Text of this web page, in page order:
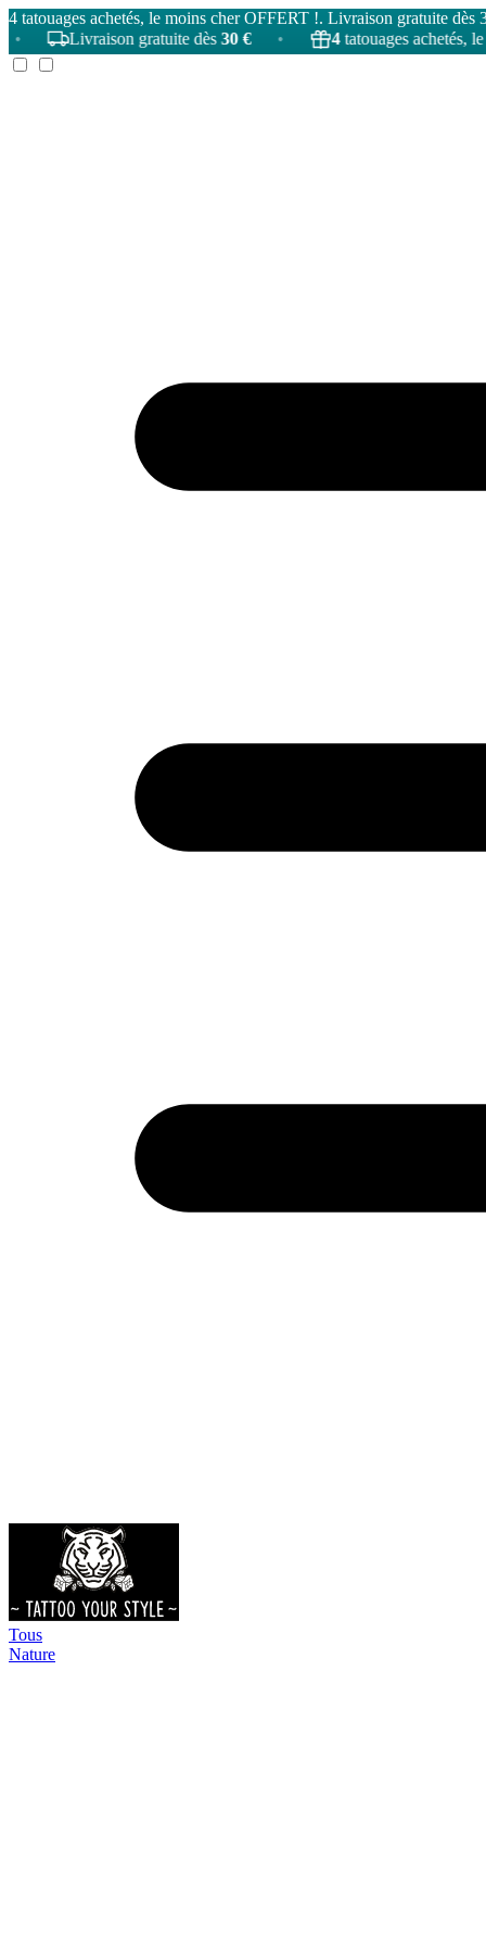
4 tatouages achetés, le moins cher OFFERT !. Livraison gratuite dès
Livraison gratuite dès30 € • 4 tatouages achetés, le moins
Tous
Nature